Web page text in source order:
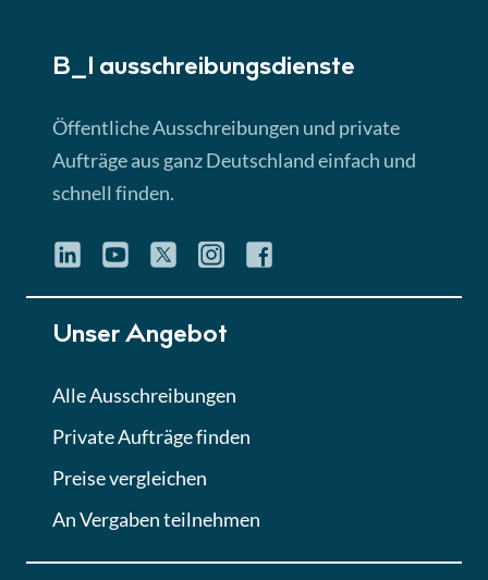
Lektion 3
► 4:31 Min
Quiz
Eignung im Vergabeverfahren
Lektion 6
Abgabe von Angeboten
Lektion
Lektion 7
B_I ausschreibungs­dienste
Öffentliche Ausschreibungen und private
Aufträge aus ganz Deutschland einfach und
schnell finden.
Unser Angebot
Alle Ausschreibungen
Private Aufträge finden
Preise vergleichen
An Vergaben teilnehmen